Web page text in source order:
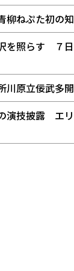
ねぷた初の
を照らす ７
川原立佞武多
演技披露 エ